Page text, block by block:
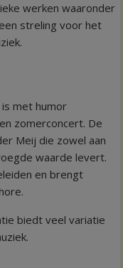
werken waaronder
streling voor het
met humor
zomerconcert. De
Meij die zowel aan
waarde levert.
en brengt
biedt veel variatie